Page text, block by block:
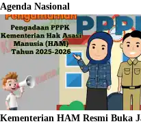
Agenda Nasional
Kementerian HAM Resmi Buka